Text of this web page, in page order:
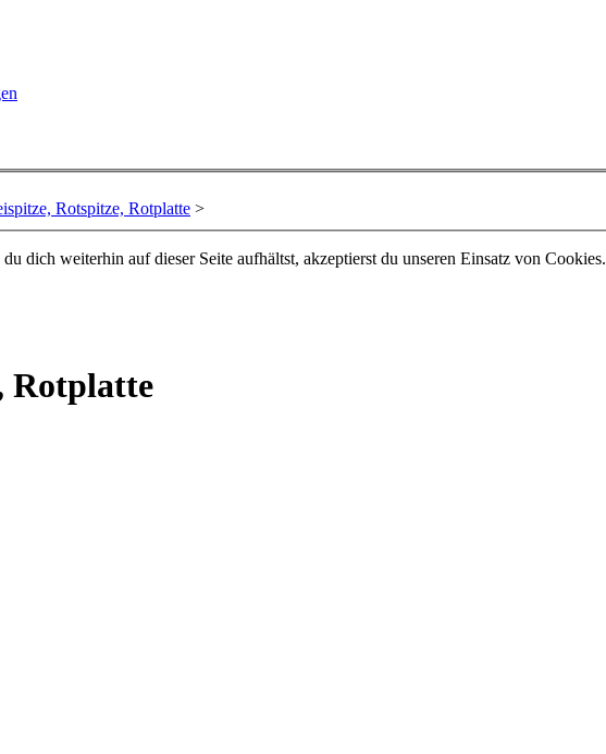
Rotspitze, Rotplatte >
dich weiterhin auf dieser Seite aufhältst, akzeptierst du unseren Einsatz von Cookies.
Rotplatte